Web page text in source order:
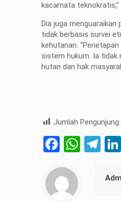
kacamata teknokratis,”
Dia juga
tidak berbasis survei
kehutanan.
sistem hukum. Ia tidak
hutan dan hak
Jumlah Pengunjung: